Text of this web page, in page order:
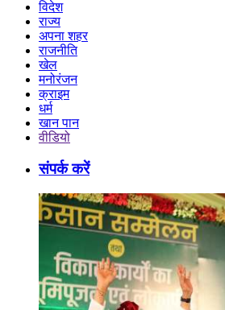
विदेश
राज्य
अपना शहर
राजनीति
खेल
मनोरंजन
क्राइम
धर्म
खान पान
वीडियो
संपर्क करें